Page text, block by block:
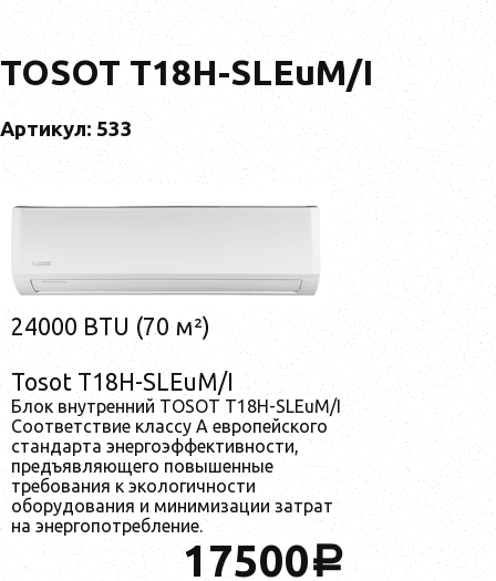
TOSOT T18H-SLEuM/I
Артикул: 533
24000 BTU (70 м²)
Tosot T18H-SLEuM/I
Блок внутренний TOSOT T18H-SLEuM/I
Соответствие классу А европейского
стандарта энергоэффективности,
предъявляющего повышенные
требования к экологичности
оборудования и минимизации затрат
на энергопотребление.
17500a